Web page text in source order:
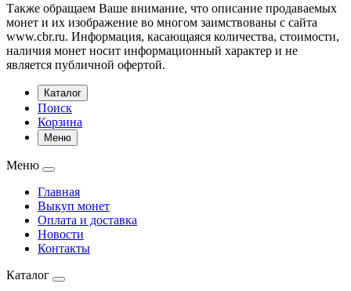
Также обращаем Ваше внимание, что описание продаваемых
монет и их изображение во многом заимствованы с сайта
www.cbr.ru. Информация, касающаяся количества, стоимости,
наличия монет носит информационный характер и не
является публичной офертой.
Каталог
Поиск
Корзина
Меню
Меню
Главная
Выкуп монет
Оплата и доставка
Новости
Контакты
Каталог